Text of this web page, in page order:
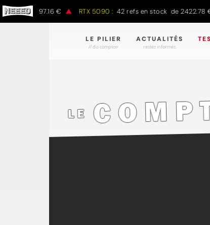
à 1497.16 € RTX 5090 : 42 refs en stock de 2422.78 € à
LE PILIER
// du comptoir
ACTUALITÉS
restez informés.